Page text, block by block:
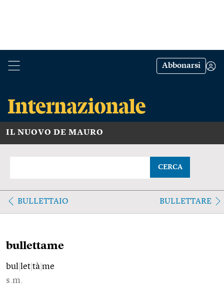
Abbonarsi
IL NUOVO DE MAURO
CERCA
BULLETTAIO BULLETTARE
bullettame
bul let tà me
s.m.